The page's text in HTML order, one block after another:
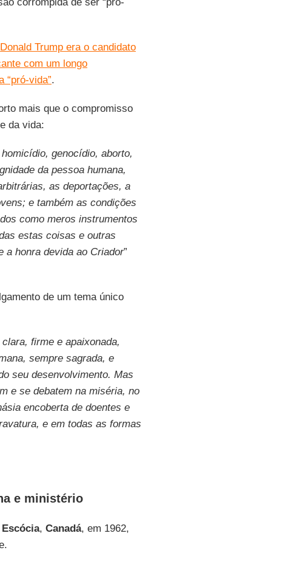
Donald Trump era o candidato
com um longo
“pró-vida”.
mais que o compromisso
da vida:
genocídio, aborto,
da pessoa humana,
as deportações, a
e também as condições
como meros instrumentos
estas coisas e outras
a honra devida ao Criador”
de um tema único
firme e apaixonada,
sempre sagrada, e
seu desenvolvimento. Mas
e se debatem na miséria, no
encoberta de doentes e
e em todas as formas
e ministério
Escócia, Canadá, em 1962,